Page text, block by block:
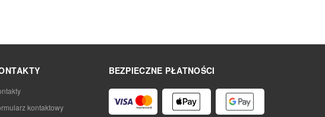
BEZPIECZNE PŁATNOŚCI
kontaktowy